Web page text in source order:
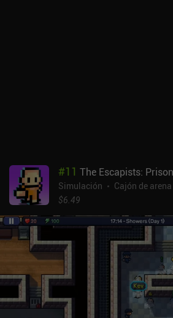
#11 The Escapists:
Simulación
Cajón de arena
$6.49